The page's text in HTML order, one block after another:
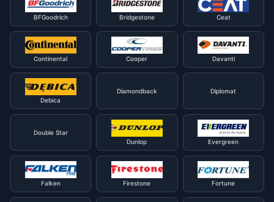
BFGoodrich Bridgestone Ceat
Continental Cooper Davanti
Debica
Diamondback Diplomat
Double Star
Dunlop
Evergreen
Falken Firestone Fortune